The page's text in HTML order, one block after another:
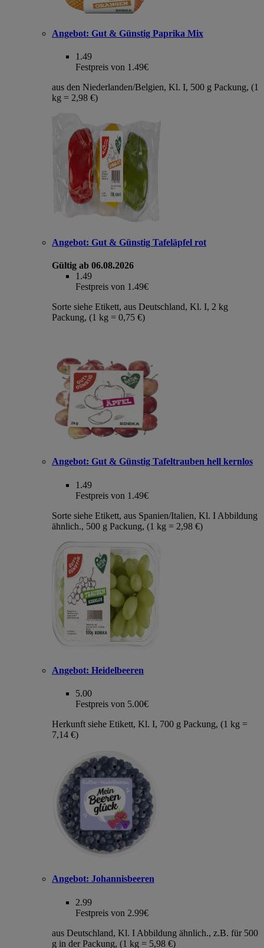
Angebot: Gut & Günstig Paprika Mix
1.49
Festpreis von 1.49€
aus den Niederlanden/Belgien, Kl. I, 500 g Packung, (1
kg = 2,98 €)
Angebot: Gut & Günstig Tafeläpfel rot
Gültig ab 06.08.2026
1.49
Festpreis von 1.49€
Sorte siehe Etikett, aus Deutschland, Kl. I, 2 kg
Packung, (1 kg = 0,75 €)
Angebot: Gut & Günstig Tafeltrauben hell kernlos
1.49
Festpreis von 1.49€
Sorte siehe Etikett, aus Spanien/Italien, Kl. I Abbildung
ähnlich., 500 g Packung, (1 kg = 2,98 €)
Angebot: Heidelbeeren
5.00
Festpreis von 5.00€
Herkunft siehe Etikett, Kl. I, 700 g Packung, (1 kg =
7,14 €)
Angebot: Johannisbeeren
2.99
Festpreis von 2.99€
aus Deutschland, Kl. I Abbildung ähnlich., z.B. für 500
g in der Packung, (1 kg = 5,98 €)